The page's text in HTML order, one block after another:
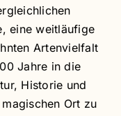
eine weitläufige
Artenvielfalt
Jahre in die
Historie und
Ort zu